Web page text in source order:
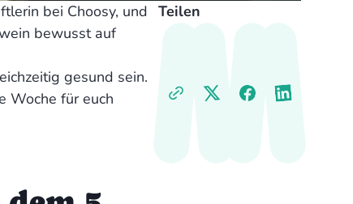
bei Choosy, und
bewusst auf
gesund sein.
Woche für euch
Teilen